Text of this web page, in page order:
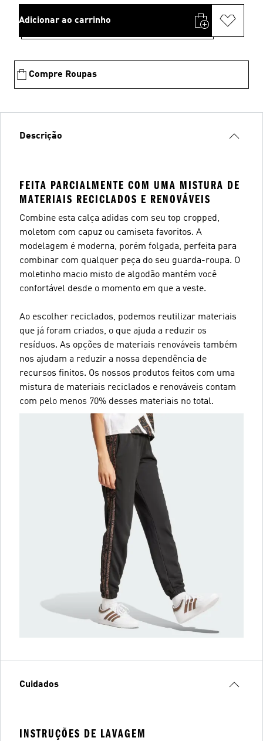
Adicionar ao carrinho
Compre Roupas
Descrição
FEITA PARCIALMENTE COM UMA MISTURA DE
MATERIAIS RECICLADOS E RENOVÁVEIS
Combine esta calça adidas com seu top cropped,
moletom com capuz ou camiseta favoritos. A
modelagem é moderna, porém folgada, perfeita para
combinar com qualquer peça do seu guarda-roupa. O
moletinho macio misto de algodão mantém você
confortável desde o momento em que a veste.
Ao escolher reciclados, podemos reutilizar materiais
que já foram criados, o que ajuda a reduzir os
resíduos. As opções de materiais renováveis também
nos ajudam a reduzir a nossa dependência de
recursos finitos. Os nossos produtos feitos com uma
mistura de materiais reciclados e renováveis contam
com pelo menos 70% desses materiais no total.
Cuidados
INSTRUÇÕES DE LAVAGEM